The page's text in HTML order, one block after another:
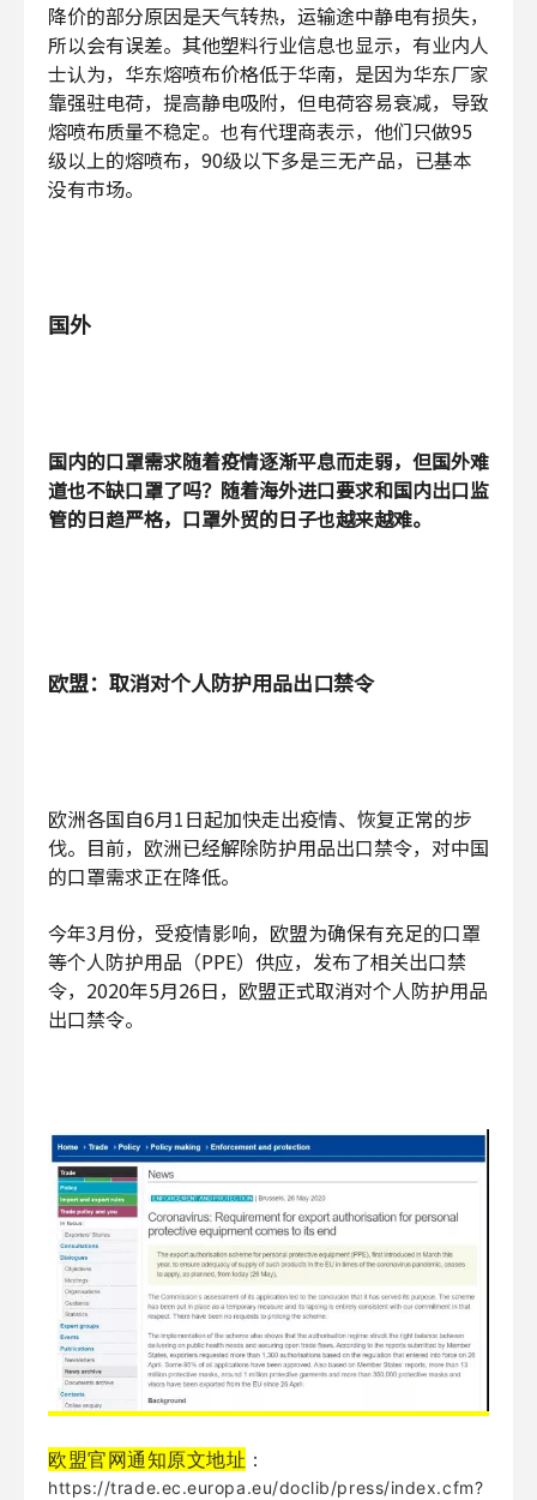
降价的部分原因是天气转热，运输途中静电有损失，
所以会有误差。其他塑料行业信息也显示，有业内人
士认为，华东熔喷布价格低于华南，是因为华东厂家
靠强驻电荷，提高静电吸附，但电荷容易衰减，导致
熔喷布质量不稳定。也有代理商表示，他们只做95
级以上的熔喷布，90级以下多是三无产品，已基本
没有市场。
国外
国内的口罩需求随着疫情逐渐平息而走弱，但国外难
道也不缺口罩了吗？ 随着海外进口要求和国内出口监
管的日趋严格，口罩外贸的日子也越来越难。
欧盟：取消对个人防护用品出口禁令
欧洲各国自6月1日起加快走出疫情、恢复正常的步
伐。目前，欧洲已经解除防护用品出口禁令，对中国
的口罩需求正在降低。
今年3月份，受疫情影响，欧盟为确保有充足的口罩
等个人防护用品（PPE）供应，发布了相关出口禁
令，2020年5月26日，欧盟正式取消对个人防护用品
出口禁令。
欧盟官网通知原文地址 ：
https://trade.ec.europa.eu/doclib/press/index.cfm?